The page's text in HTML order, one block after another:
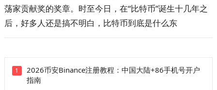
荡家贡献奖的奖章。时至今日，在“比特币”诞生十几年之
后，好多人还是搞不明白，比特币到底是什么东
1
2026币安Binance注册教程：中国大陆+86手机号开户
指南